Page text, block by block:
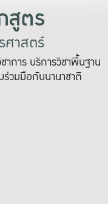
สูตร
ศาสตร์
การ บริการวิชาพื้นฐาน
ร่วมมือกับนานาชาติ